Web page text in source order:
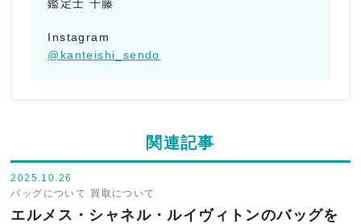
鑑定士 千藤
Instagram
@kanteishi_sendo
関連記事
2025.10.26
バッグについて 買取について
エルメス・シャネル・ルイヴィトンのバッグを